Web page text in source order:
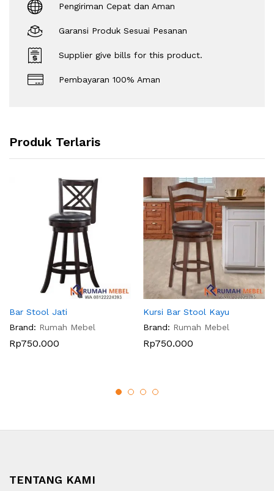
Pengiriman Cepat dan Aman
Garansi Produk Sesuai Pesanan
Supplier give bills for this product.
Pembayaran 100% Aman
Produk Terlaris
Bar Stool Jati
Brand: Rumah Mebel
Rp750.000
Kursi Bar Stool Kayu
Brand: Rumah Mebel
Rp750.000
TENTANG KAMI